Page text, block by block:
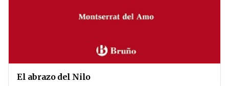
El abrazo del Nilo